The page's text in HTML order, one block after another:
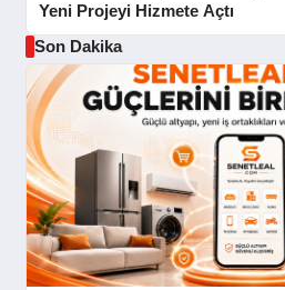
Yeni Projeyi Hizmete Açtı
Son Dakika